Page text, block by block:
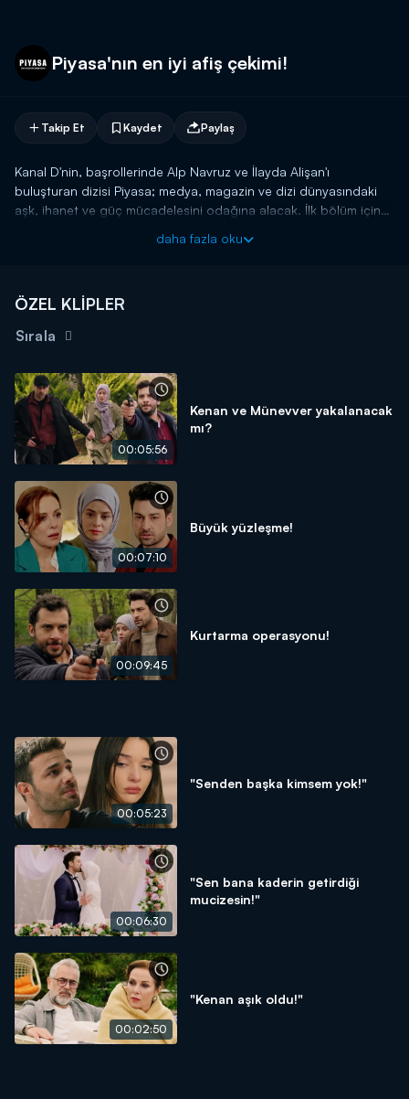
Piyasa'nın en iyi afiş çekimi!
Takip Et Kaydet Paylaş
Kanal D'nin, başrollerinde Alp Navruz ve İlayda Alişan'ı
buluşturan dizisi Piyasa; medya, magazin ve dizi dünyasındaki
aşk, ihanet ve güç mücadelesini odağına alacak. İlk bölüm için
çekimiyle heyecanı arttırdı!
daha fazla oku
ÖZEL KLİPLER
Sırala
00:05:56
Kenan ve Münevver yakalanacak
mı?
00:07:10
Büyük yüzleşme!
00:09:45
Kurtarma operasyonu!
00:05:23
"Senden başka kimsem yok!"
00:06:30
"Sen bana kaderin getirdiği
mucizesin!"
00:02:50
"Kenan aşık oldu!"